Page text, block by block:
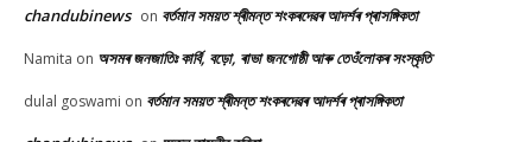
chandubinews on বৰ্তমান সময়ত শ্ৰীমন্ত শংকৰদেৱৰ আদৰ্শৰ প্ৰাসঙ্গিকতা
Namita on অসমৰ জনজাতিঃ কাৰ্বি, বড়ো, ৰাভা জনগোষ্ঠী আৰু তেওঁলোকৰ সংস্কৃতি
dulal goswami on বৰ্তমান সময়ত শ্ৰীমন্ত শংকৰদেৱৰ আদৰ্শৰ প্ৰাসঙ্গিকতা